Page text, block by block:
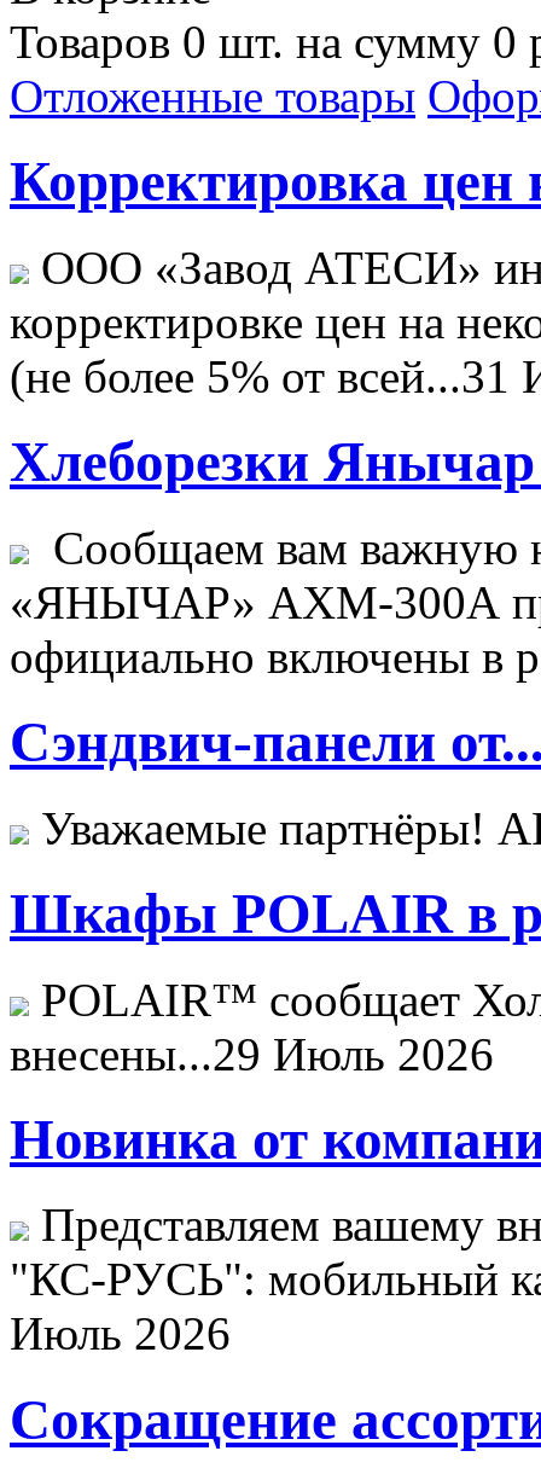
Товаров 0 шт. на сумму 0
Отложенные товары
Корректировка цен
ООО «Завод АТЕСИ»
корректировке цен на
(не более 5% от всей...31
Хлеборезки Янычар
Сообщаем вам важную
«ЯНЫЧАР» АХМ-300А
официально включены в
Сэндвич-панели
Уважаемые
Шкафы POLAIR в
POLAIR™ сообщает
внесены...29 Июль 2026
Новинка от
Представляем вашему
"КС-РУСЬ": мобильный
Июль 2026
Сокращение